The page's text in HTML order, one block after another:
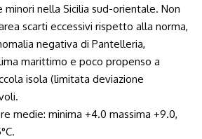
minori nella Sicilia sud-orientale. Non
scarti eccessivi rispetto alla norma,
negativa di Pantelleria,
marittimo e poco propenso a
isola (limitata deviazione
medie: minima +4.0 massima +9.0,